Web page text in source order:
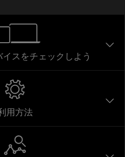
スをチェックしよう
用方法